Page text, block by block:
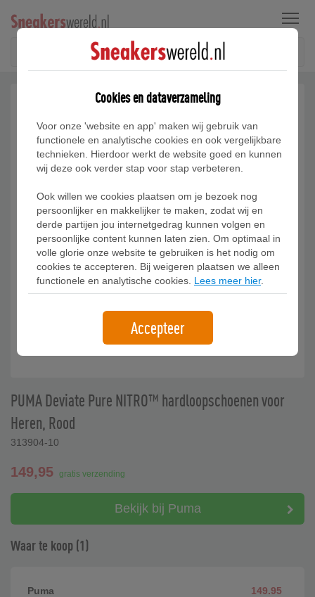
Menu
PUMA Deviate Pure NITRO™ hardloopschoenen voor
Heren, Rood
313904-10
149,95 gratis verzending
Bekijk bij Puma
Waar te koop (1)
Puma 149.95
Cookies en dataverzameling
Voor onze 'website en app' maken wij gebruik van
functionele en analytische cookies en ook vergelijkbare
technieken. Hierdoor werkt de website goed en kunnen
wij deze ook verder stap voor stap verbeteren.
Ook willen we cookies plaatsen om je bezoek nog
persoonlijker en makkelijker te maken, zodat wij en
derde partijen jou internetgedrag kunnen volgen en
persoonlijke content kunnen laten zien. Om optimaal in
volle glorie onze website te gebruiken is het nodig om
cookies te accepteren. Bij weigeren plaatsen we alleen
functionele en analytische cookies. Lees meer hier.
Accepteer